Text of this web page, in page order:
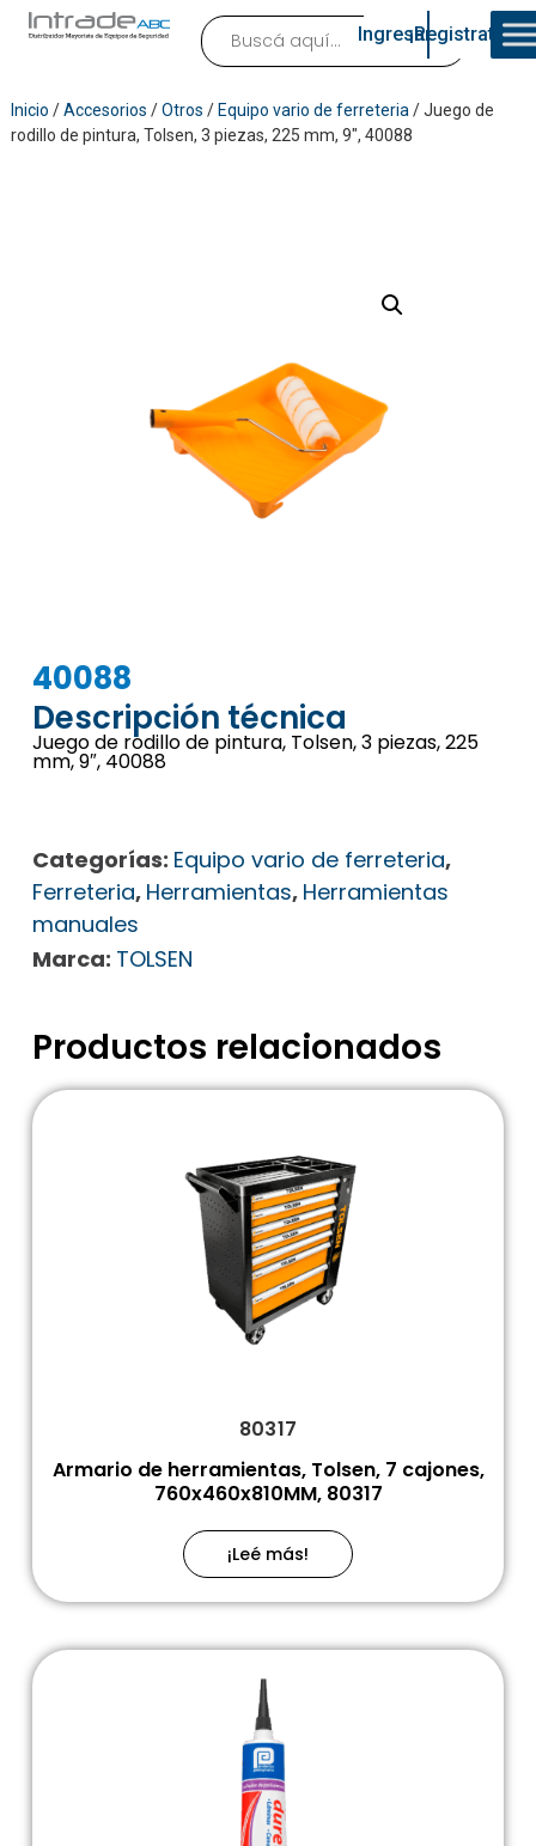
Ingresar¡Registrate!
Inicio /Accesorios /Otros / Equipo vario de ferreteria / Juego de
rodillo de pintura, Tolsen, 3 piezas, 225 mm, 9″, 40088
40088
Descripción técnica
Juego de rodillo de pintura, Tolsen, 3 piezas, 225
mm, 9″, 40088
Categorías: Equipo vario de ferreteria,
Ferreteria, Herramientas, Herramientas
manuales
Marca: TOLSEN
Productos relacionados
80317
Armario de herramientas, Tolsen, 7 cajones,
760x460x810MM, 80317
¡Leé más!